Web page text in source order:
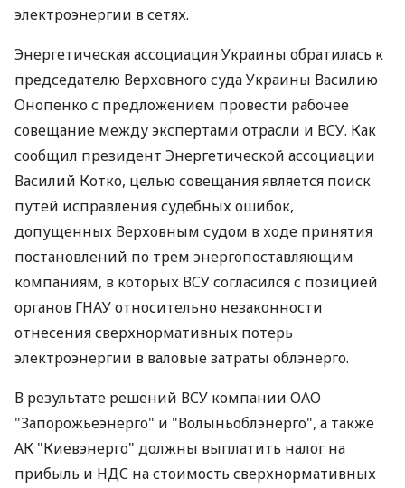
электроэнергии в сетях.
Энергетическая ассоциация Украины обратилась к
председателю Верховного суда Украины Василию
Онопенко с предложением провести рабочее
совещание между экспертами отрасли и ВСУ. Как
сообщил президент Энергетической ассоциации
Василий Котко, целью совещания является поиск
путей исправления судебных ошибок,
допущенных Верховным судом в ходе принятия
постановлений по трем энергопоставляющим
компаниям, в которых ВСУ согласился с позицией
органов ГНАУ относительно незаконности
отнесения сверхнормативных потерь
электроэнергии в валовые затраты облэнерго.
В результате решений ВСУ компании ОАО
"Запорожьеэнерго" и "Волыньоблэнерго", а также
АК "Киевэнерго" должны выплатить налог на
прибыль и НДС на стоимость сверхнормативных